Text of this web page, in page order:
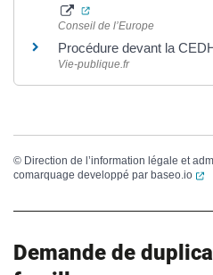
(ouverture dans un
Conseil de l’Europe
Procédure devant la
Vie-publique.fr
© Direction de l’information légale et
comarquage developpé par baseo.io
Demande de